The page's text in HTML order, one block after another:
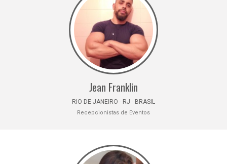
Jean Franklin
RIO DE JANEIRO - RJ - BRASIL
Recepcionistas de Eventos